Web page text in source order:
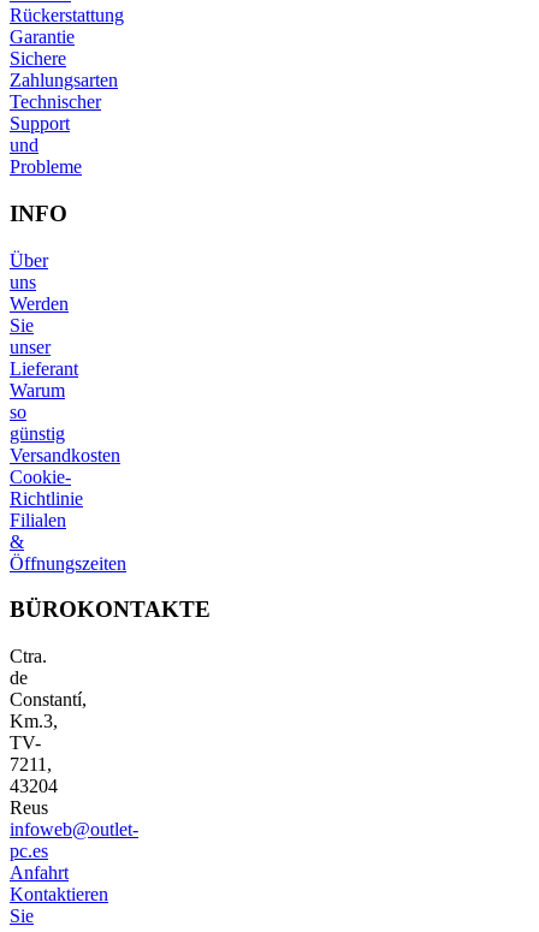
Rückerstattung
Garantie
Sichere
Zahlungsarten
Technischer
Support
und
Probleme
INFO
Über
uns
Werden
Sie
unser
Lieferant
Warum
so
günstig
Versandkosten
Cookie-
Richtlinie
Filialen
&
Öffnungszeiten
BÜROKONTAKTE
Ctra.
de
Constantí,
Km.3,
TV-
7211,
43204
Reus
infoweb@outlet-
pc.es
Anfahrt
Kontaktieren
Sie